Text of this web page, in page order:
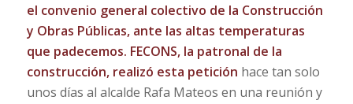
el convenio general colectivo de la Construcción
y Obras Públicas, ante las altas temperaturas
que padecemos. FECONS, la patronal de la
construcción, realizó esta petición hace tan solo
unos días al alcalde Rafa Mateos en una reunión y